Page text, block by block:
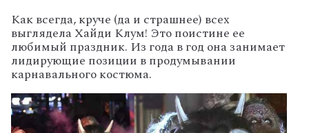
Как всегда, круче (да и страшнее) всех
выглядела Хайди Клум! Это поистине ее
любимый праздник. Из года в год она занимает
лидирующие позиции в продумывании
карнавального костюма.